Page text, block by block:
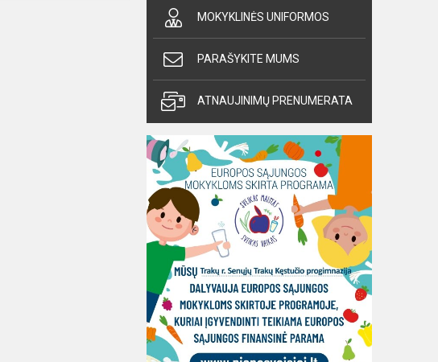
MOKYKLINĖS UNIFORMOS
PARAŠYKITE MUMS
ATNAUJINIMŲ PRENUMERATA